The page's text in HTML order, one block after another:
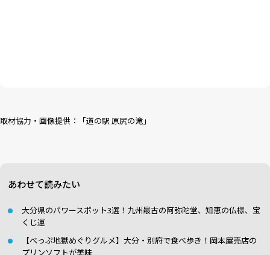
取材協力・画像提供：「道の駅 原尻の滝 」
あわせて読みたい
大分県のパワースポット3選！九州最古の阿弥陀堂、知恵の仏様、宝
くじ運
【べっぷ地獄めぐりグルメ】大分・別府で食べ歩き！岡本屋売店の
プリンソフトが美味